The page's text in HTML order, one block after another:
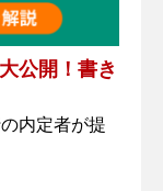
公開！書き
内定者が提